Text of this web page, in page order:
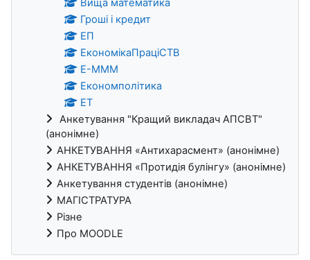
Вища математика
Гроші і кредит
ЕП
ЕкономікаПраціСТВ
Е-МММ
Економполітика
ЕТ
Анкетування "Кращий викладач АПСВТ"
(анонімне)
АНКЕТУВАННЯ «Антихарасмент» (анонімне)
АНКЕТУВАННЯ «Протидія булінгу» (анонімне)
Анкетування студентів (анонімне)
МАГІСТРАТУРА
Різне
Про MOODLE